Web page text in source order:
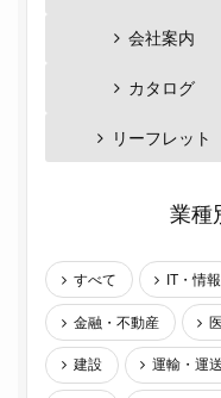
会社案内
カタログ
リーフレット
業種
すべて IT・情報
金融・不動産
建設 運輸・運